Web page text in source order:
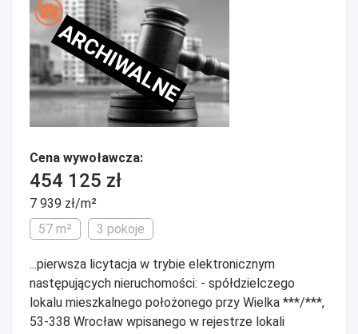
ARCHIWALNE
Cena wywoławcza:
454 125 zł
7 939 zł/m²
57 m²
3 pokoje
...pierwsza licytacja w trybie elektronicznym
następujących nieruchomości: - spółdzielczego
lokalu mieszkalnego położonego przy Wielka ***/***,
53-338 Wrocław wpisanego w rejestrze lokali